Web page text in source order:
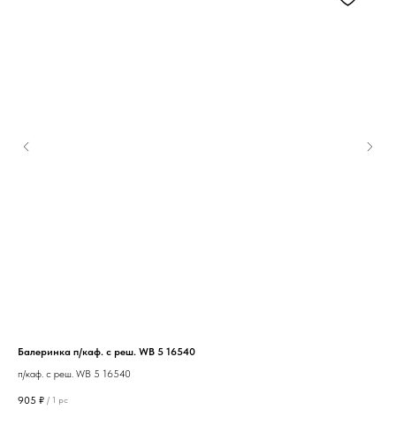
Балеринка п/каф. с реш. WB 5 16540
п/каф. с реш. WB 5 16540
905 ₽ / 1 pc